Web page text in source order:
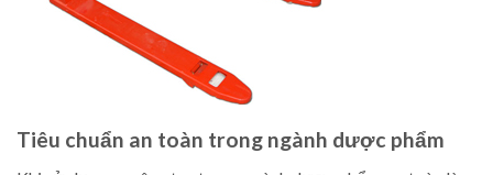
Tiêu chuẩn an toàn trong ngành dược phẩm